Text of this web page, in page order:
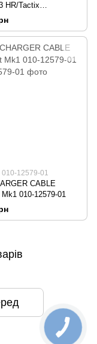
HR/Tactix
3 010-12168-28
010-12579-01
CABLE
010-12579-01